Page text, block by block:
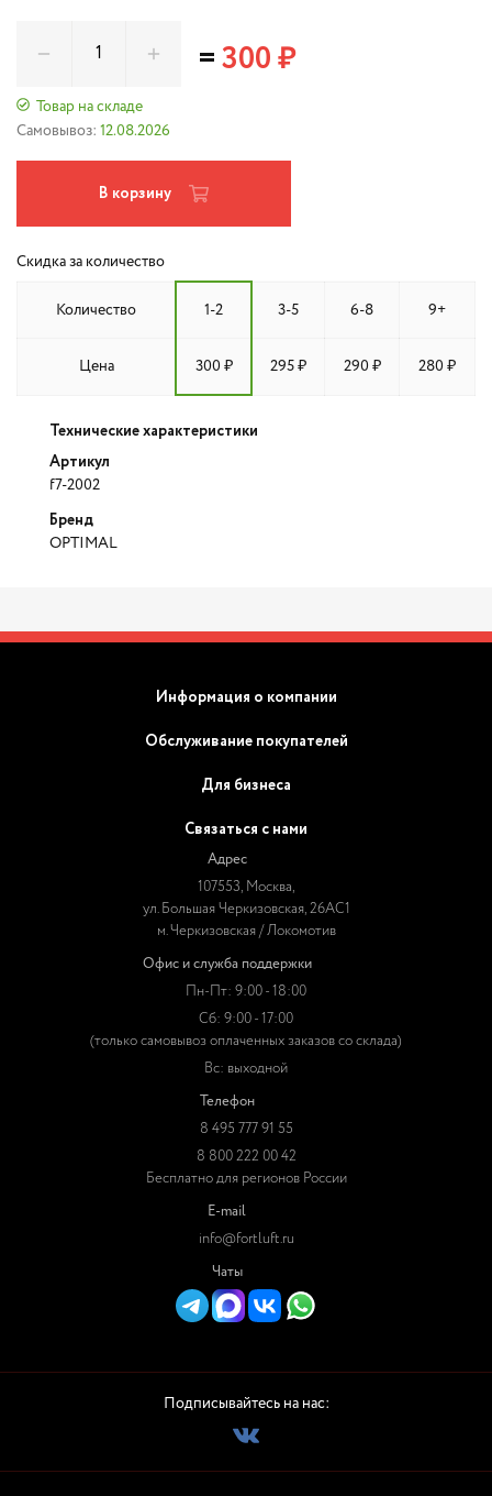
Товар на складе
Самовывоз: 12.08.2026
=300 ₽
В корзину
Скидка за количество
Количество 1-2 3-5 6-8 9+
Цена 300 ₽ 295 ₽ 290 ₽ 280 ₽
Технические характеристики
Артикул
f7-2002
Бренд
OPTIMAL
Информация о компании
Обслуживание покупателей
Для бизнеса
Связаться с нами
Адрес
107553, Москва,
ул. Большая Черкизовская, 26АС1
м. Черкизовская / Локомотив
Офис и служба поддержки
Пн-Пт: 9:00 - 18:00
Сб: 9:00 - 17:00
(только самовывоз оплаченных заказов со склада)
Вс: выходной
Телефон
8 495 777 91 55
8 800 222 00 42
Бесплатно для регионов России
E-mail
info@fortluft.ru
Чаты
Подписывайтесь на нас: